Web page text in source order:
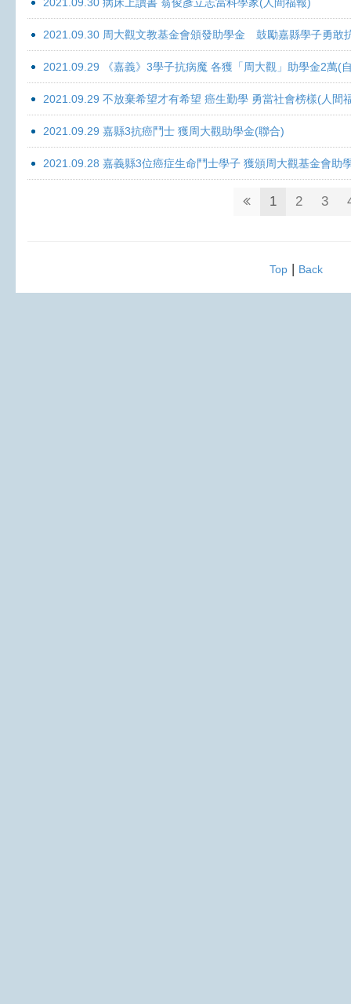
2021.09.30 周大觀文教基金會頒發助學金 鼓勵嘉縣學子勇敢
2021.09.29 《嘉義》3學子抗病魔 各獲「周大觀」助學金2萬(
2021.09.29 不放棄希望才有希望 癌生勤學 勇當社會榜樣(人間
2021.09.29 嘉縣3抗癌鬥士 獲周大觀助學金(聯合)
2021.09.28 嘉義縣3位癌症生命鬥士學子 獲頒周大觀基金會助
1 2 3
Top| Back